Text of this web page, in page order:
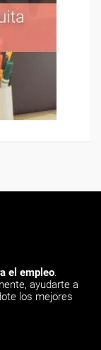
el empleo.
ayudarte a
los mejores